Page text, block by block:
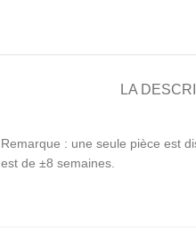
LA
Remarque : une seule pièce est
est de ±8 semaines.